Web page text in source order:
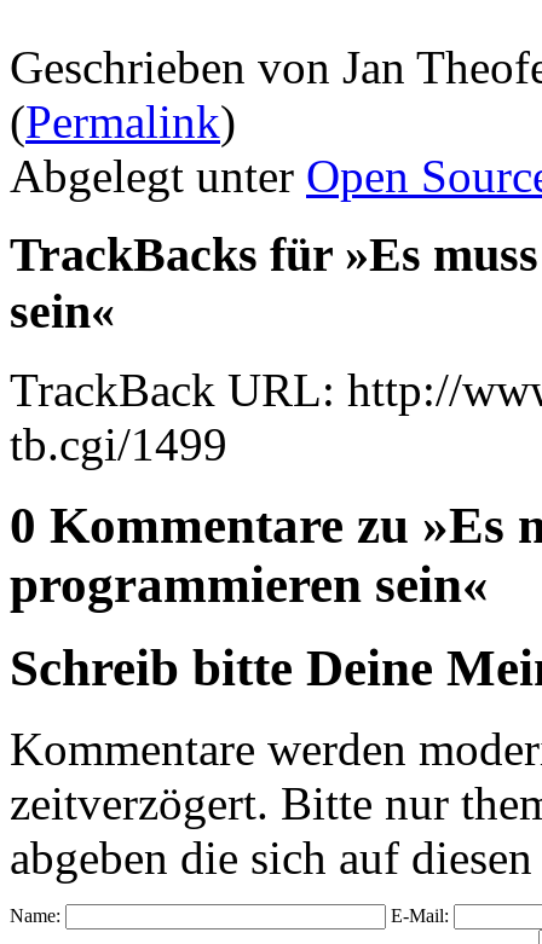
Geschrieben von Jan
(Permalink)
Abgelegt unter Open
TrackBacks für »Es
sein«
TrackBack URL: http://
tb.cgi/1499
0 Kommentare zu »Es
programmieren sein«
Schreib bitte Deine
Kommentare werden
zeitverzögert. Bitte nur
abgeben die sich auf
Name: E-Mail: